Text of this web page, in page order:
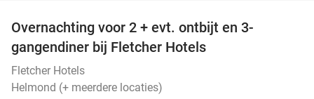
Overnachting voor 2 + evt. ontbijt en 3-
gangendiner bij Fletcher Hotels
Fletcher Hotels
Helmond (+ meerdere locaties)